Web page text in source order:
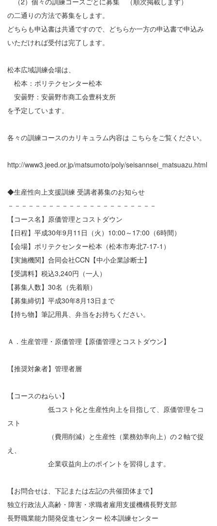
の二通りの方法で募集をします。
どちらも申込書は共通ですので、どちらか一方の申込書で申込み
いただければ受付は完了します。
松本広域訓練会場は、
松本：ポリテクセンター松本
安曇野：安曇野市商工会豊科支所
を予定しています。
各々の訓練コースのカリキュラム内容は こちらをご覧ください。
http://www3.jeed.or.jp/matsumoto/poly/seisannsei_matsuazu.html
◆生産性向上支援訓練 受講者募集のお知らせ
－－－－－－－－－－－－－－－－－－－－－－
【コース名】原価管理とコストダウン
【日程】平成30年9月11日（火）10:00～17:00（6時間）
【会場】ポリテクセンター松本（松本市寿北7-17-1）
【実施機関】合同会社CCN【中小企業診断士】
【受講料】税込3,240円（一人）
【募集人数】30名（先着順）
【募集締切】平成30年8月13日まで
【持ち物】筆記用具、弁当をお持ちください。
Ａ．生産管理・原価管理【原価管理とコストダウン】
【推奨対象者】管理者層
【コースのねらい】
低コスト化と生産性向上を目指して、原価管理をコ
スト
（費用削減）と生産性（業務効率向上）の２軸で捉
え、
企業収益向上のポイントを習得します。
【お問合せは、下記または左記の共催団体まで】
独立行政法人高齢・障害・求職者雇用支援機構長野支部
長野職業能力開発促進センター 松本訓練センター